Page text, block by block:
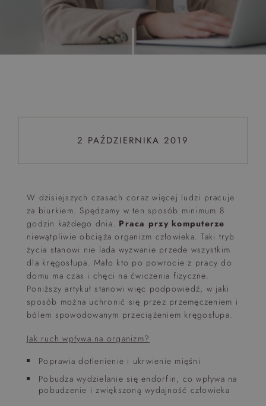
Top 5 bestsellers
WAKACJE nad morzem - Wyspa Skarbów - Pełne
2 PAŹDZIERNIKA 2019
W dzisiejszych czasach coraz więcej ludzi pracuje
za biurkiem. Spędzamy w ten sposób minimum 8
godzin każdego dnia. Praca przy komputerze
niewątpliwie obciąża organizm człowieka. Taki tryb
życia stanowi nie lada wyzwanie przede wszystkim
dla kręgosłupa. Mało kto po powrocie z pracy do
domu ma czas i chęci na ćwiczenia fizyczne.
Poniższy artykuł stanowi więc podpowiedź, w jaki
sposób można uchronić się przez przemęczeniem i
bólem spowodowanym przeciążeniem kręgosłupa.
Jak ruch wpływa na organizm?
Poprawia dotlenienie i ukrwienie mięśni
Pobudza wydzielanie się endorfin, co wpływa na
pobudzenie i zwiększoną wydajność człowieka